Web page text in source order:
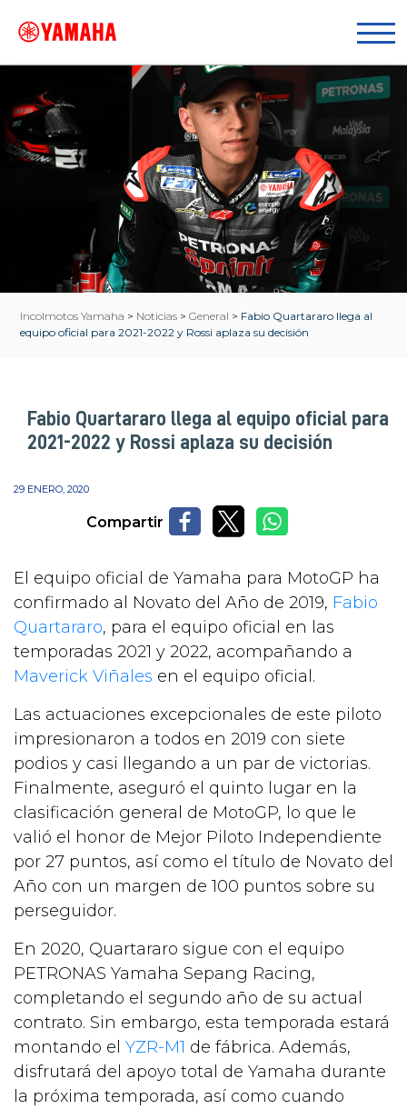
Incolmotos Yamaha > Noticias > General > Fabio Quartararo llega al
equipo oficial para 2021-2022 y Rossi aplaza su decisión
Fabio Quartararo llega al equipo oficial para
2021-2022 y Rossi aplaza su decisión
29 ENERO, 2020
Compartir
El equipo oficial de Yamaha para MotoGP ha
confirmado al Novato del Año de 2019, Fabio
Quartararo, para el equipo oficial en las
temporadas 2021 y 2022, acompañando a
Maverick Viñales en el equipo oficial.
Las actuaciones excepcionales de este piloto
impresionaron a todos en 2019 con siete
podios y casi llegando a un par de victorias.
Finalmente, aseguró el quinto lugar en la
clasificación general de MotoGP, lo que le
valió el honor de Mejor Piloto Independiente
por 27 puntos, así como el título de Novato del
Año con un margen de 100 puntos sobre su
perseguidor.
En 2020, Quartararo sigue con el equipo
PETRONAS Yamaha Sepang Racing,
completando el segundo año de su actual
contrato. Sin embargo, esta temporada estará
montando el YZR-M1 de fábrica. Además,
disfrutará del apoyo total de Yamaha durante
la próxima temporada, así como cuando